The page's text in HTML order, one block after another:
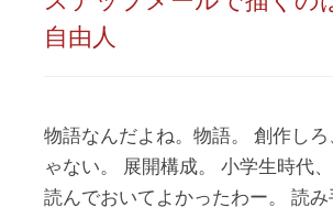
自由人
物語なんだよね。物語。 創作しろ
ゃない。 展開構成。 小学生時代
読んでおいてよかったわー。 読み